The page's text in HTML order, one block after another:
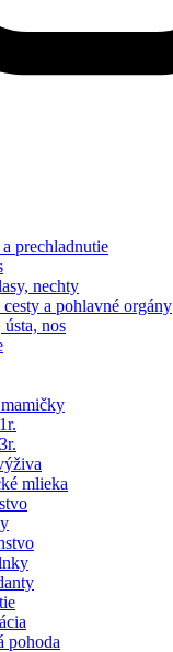
prechladnutie
nechty
a pohlavné orgány
nos
mlieka
pohoda